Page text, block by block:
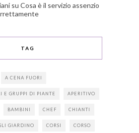
su Cosa è il servizio assenzio
TAG
A CENA FUORI
E GRUPPI DI PIANTE APERITIVO
BAMBINI CHEF CHIANTI
GIARDINO CORSI CORSO